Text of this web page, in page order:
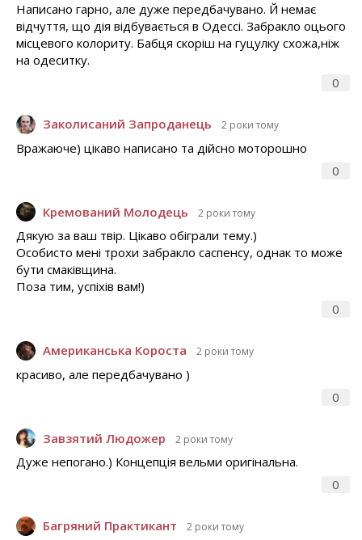
0
Написано гарно, але дуже передбачувано. Й немає
відчуття, що дія відбувається в Одессі. Забракло оцього
місцевого колориту. Бабця скоріш на гуцулку схожа,ніж
на одеситку.
Заколисаний Запроданець 2 роки тому
0
Вражаюче) цікаво написано та дійсно моторошно
Кремований Молодець 2 роки тому
0
Дякую за ваш твір. Цікаво обіграли тему.)
Особисто мені трохи забракло саспенсу, однак то може
бути смаківщина.
Поза тим, успіхів вам!)
Американська Короста 2 роки тому
0
красиво, але передбачувано )
Завзятий Людожер 2 роки тому
0
Дуже непогано.) Концепція вельми оригінальна.
Багряний Практикант 2 роки тому